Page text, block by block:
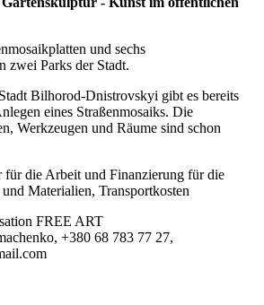
und sechs
zwei Parks der Stadt.
Bilhorod-Dnistrovskyi gibt es bereits
eines Straßenmosaiks. Die
Werkzeugen und Räume sind schon
für die Arbeit und Finanzierung für die
Materialien, Transportkosten
FREE ART
+380 68 783 77 27,